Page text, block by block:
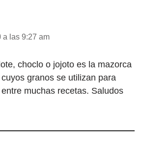
a las 9:27 am
choclo o jojoto es la mazorca
granos se utilizan para
muchas recetas. Saludos